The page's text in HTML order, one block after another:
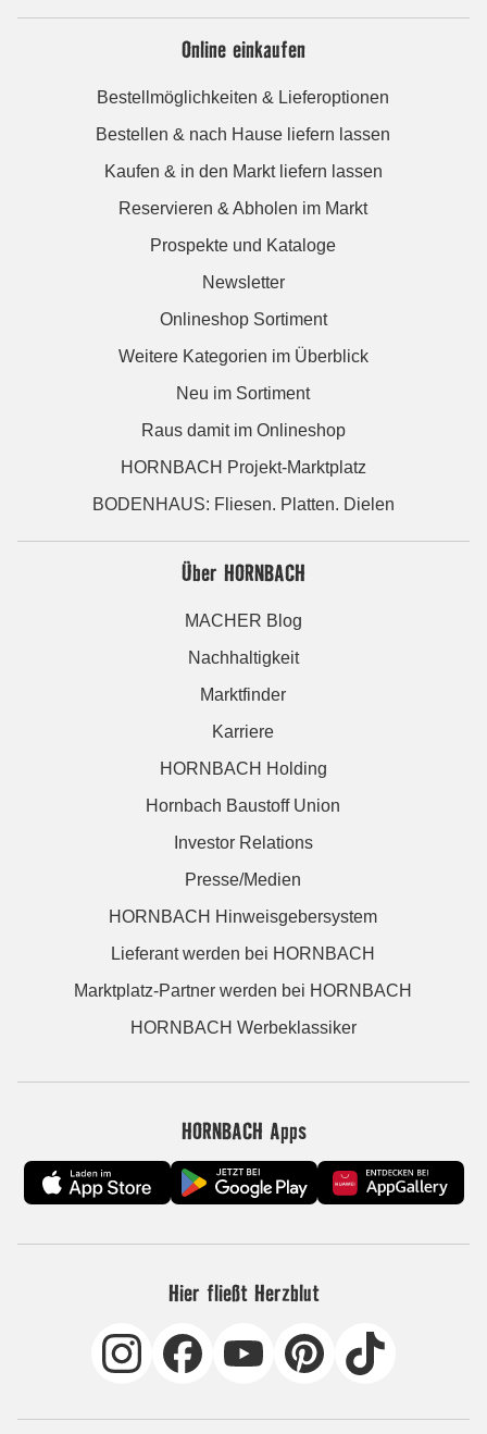
Online einkaufen
Bestellmöglichkeiten & Lieferoptionen
Bestellen & nach Hause liefern lassen
Kaufen & in den Markt liefern lassen
Reservieren & Abholen im Markt
Prospekte und Kataloge
Newsletter
Onlineshop Sortiment
Weitere Kategorien im Überblick
Neu im Sortiment
Raus damit im Onlineshop
HORNBACH Projekt-Marktplatz
BODENHAUS: Fliesen. Platten. Dielen
Über HORNBACH
MACHER Blog
Nachhaltigkeit
Marktfinder
Karriere
HORNBACH Holding
Hornbach Baustoff Union
Investor Relations
Presse/Medien
HORNBACH Hinweisgebersystem
Lieferant werden bei HORNBACH
Marktplatz-Partner werden bei HORNBACH
HORNBACH Werbeklassiker
HORNBACH Apps
Hier fließt Herzblut